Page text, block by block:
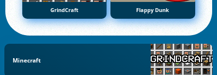
GrindCraft Flappy Dunk
Minecraft